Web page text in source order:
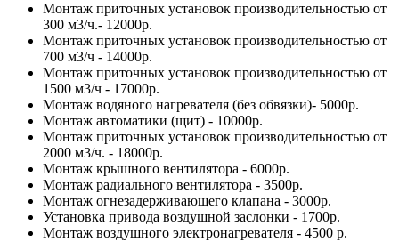
Монтаж приточных установок производительностью от
300 м3/ч.- 12000р.
Монтаж приточных установок производительностью от
700 м3/ч - 14000р.
Монтаж приточных установок производительностью от
1500 м3/ч - 17000р.
Монтаж водяного нагревателя (без обвязки)- 5000р.
Монтаж автоматики (щит) - 10000р.
Монтаж приточных установок производительностью от
2000 м3/ч. - 18000р.
Монтаж крышного вентилятора - 6000р.
Монтаж радиального вентилятора - 3500р.
Монтаж огнезадерживающего клапана - 3000р.
Установка привода воздушной заслонки - 1700р.
Монтаж воздушного электронагревателя - 4500 р.